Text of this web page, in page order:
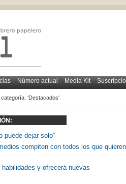
Número actual Media Kit
categoría: 'Destacados'
puede dejar solo”
compiten con todos los que quieren
y ofrecerá nuevas